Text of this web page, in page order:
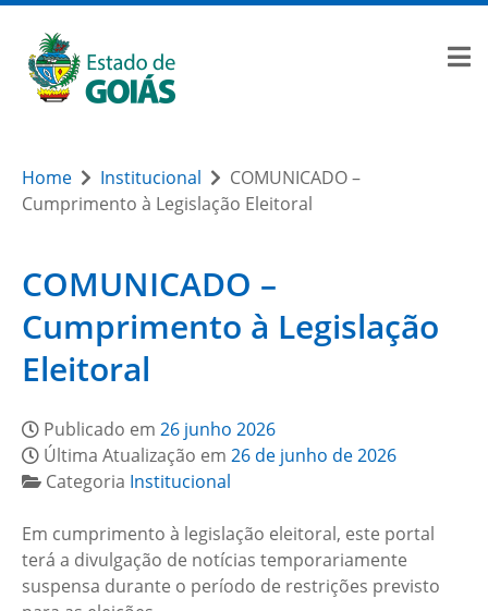
Home Institucional
COMUNICADO –
Cumprimento à Legislação Eleitoral
COMUNICADO –
Cumprimento à Legislação
Eleitoral
Publicado em 26 junho 2026
Última Atualização em 26 de junho de 2026
Categoria Institucional
Em cumprimento à legislação eleitoral, este portal
terá a divulgação de notícias temporariamente
suspensa durante o período de restrições previsto